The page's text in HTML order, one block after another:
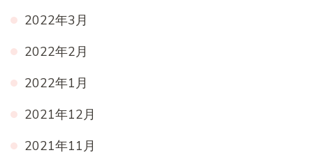
2022年3月
2022年2月
2022年1月
2021年12月
2021年11月